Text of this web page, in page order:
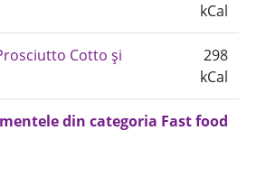
kCal
Cotto și
298
kCal
din categoria Fast food